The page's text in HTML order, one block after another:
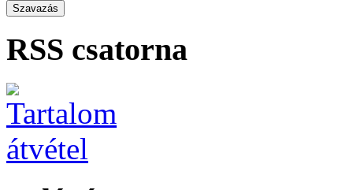
RSS csatorna